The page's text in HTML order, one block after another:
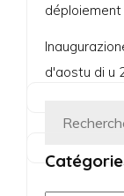
d'aostu di u